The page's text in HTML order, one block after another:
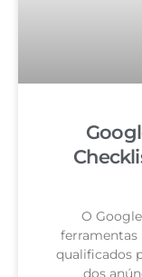
O
ferramentas
qualificados